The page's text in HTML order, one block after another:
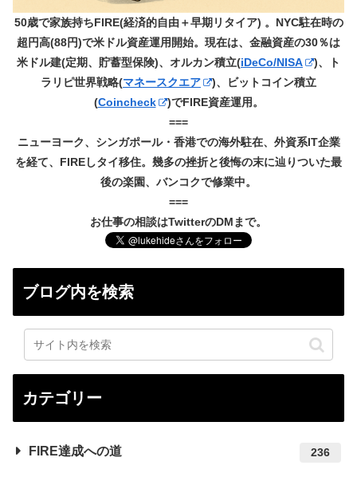
50歳で家族持ちFIRE(経済的自由＋早期リタイア) 。NYC駐在時の
超円高(88円)で米ドル資産運用開始。現在は、金融資産の30％は
米ドル建(定期、貯蓄型保険)、オルカン積立(iDeCo/NISA
)、ト
ラリピ世界戦略(マネースクエア
)、ビットコイン積立
(Coincheck
)でFIRE資産運用。
===
ニューヨーク、シンガポール・香港での海外駐在、外資系IT企業
を経て、FIREしタイ移住。幾多の挫折と後悔の末に辿りついた最
後の楽園、バンコクで修業中。
===
お仕事の相談はTwitterのDMまで。
ブログ内を検索
カテゴリー
FIRE達成への道 236